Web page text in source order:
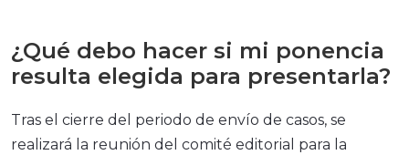
¿Qué debo hacer si mi ponencia
resulta elegida para presentarla?
Tras el cierre del periodo de envío de casos, se
realizará la reunión del comité editorial para la